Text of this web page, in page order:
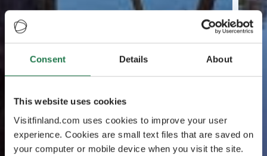
Consent Details About
This website uses cookies
Visitfinland.com uses cookies to improve your user
experience. Cookies are small text files that are saved on
your computer or mobile device when you visit the site.